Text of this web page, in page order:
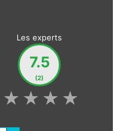
Les experts
7.5
(2)
★
★
★
★